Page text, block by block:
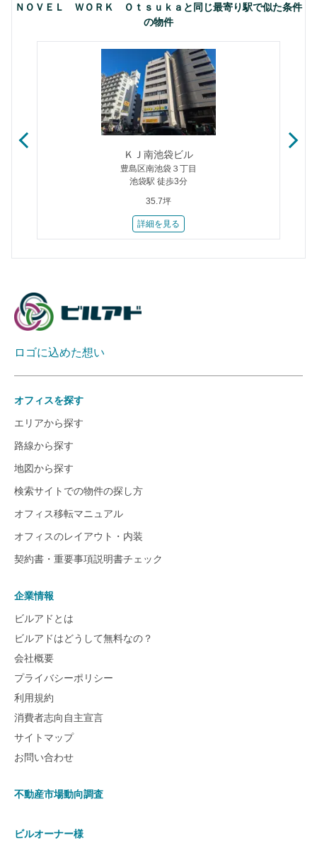
ＮＯＶＥＬ ＷＯＲＫ Ｏｔｓｕｋａと同じ最寄り駅で似た条件
の物件
ＫＪ南池袋ビル
豊島区南池袋３丁目
池袋駅 徒歩3分
35.7坪
詳細を見る
ロゴに込めた想い
オフィスを探す
エリアから探す
路線から探す
地図から探す
検索サイトでの物件の探し方
オフィス移転マニュアル
オフィスのレイアウト・内装
契約書・重要事項説明書チェック
企業情報
ビルアドとは
ビルアドはどうして無料なの？
会社概要
プライバシーポリシー
利用規約
消費者志向自主宣言
サイトマップ
お問い合わせ
不動産市場動向調査
ビルオーナー様